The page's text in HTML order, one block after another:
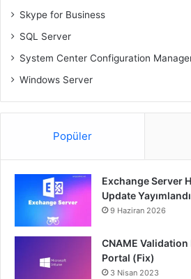
Skype for Business
SQL Server
System Center Configuration
Windows Server
Popüler
Exchange Server
Update Yayımlandı
9 Haziran 2026
CNAME
Portal (Fix)
3 Nisan 2023